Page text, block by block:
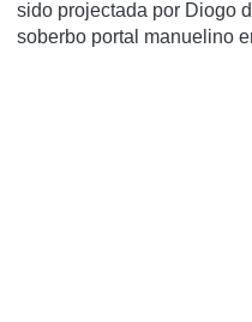
sido projectada por Diogo
soberbo portal manuelino